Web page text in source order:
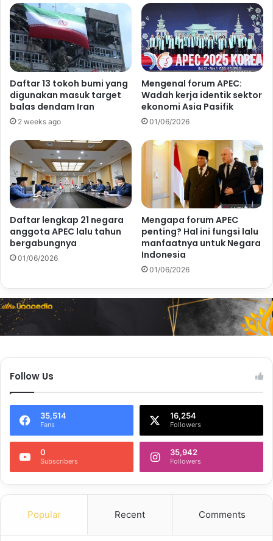
Daftar 13 tokoh bumi yang
digunakan masuk target
balas dendam Iran
2 weeks ago
Mengenal forum APEC:
Wadah kerja identik sektor
ekonomi Asia Pasifik
01/06/2026
Daftar lengkap 21 negara
anggota APEC lalu tahun
bergabungnya
01/06/2026
Mengapa forum APEC
penting? Hal ini fungsi lalu
manfaatnya untuk Negara
Indonesia
01/06/2026
Follow Us
35,514
Fans
16,254
Followers
0
Subscribers
35,942
Followers
Popular Recent Comments